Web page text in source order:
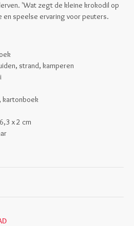
'Wat zegt de kleine krokodil op
en speelse ervaring voor peuters.
strand, kamperen
kartonboek
x 2 cm